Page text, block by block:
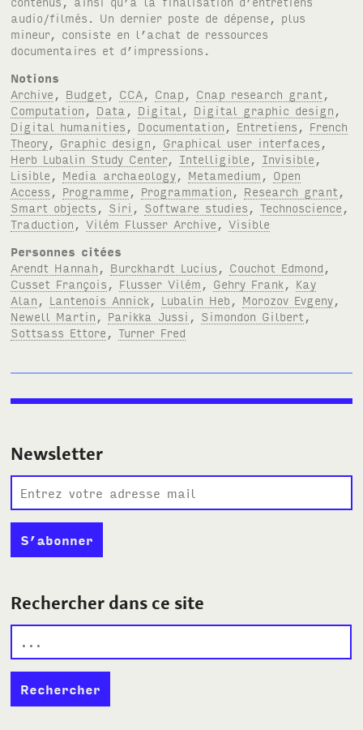
audio/filmés. Un dernier poste de dépense, plus
mineur, consiste en l’achat de ressources
documentaires et d’impressions.
Notions
Archive
Budget CCA Cnap Cnap research grant
Computation
Data Digital Digital graphic design
Digital humanities
Documentation Entretiens
French
Theory
Graphic design Graphical user interfaces
Herb Lubalin Study Center, Intelligible Invisible
Lisible
Media archaeology Metamedium
Open
Access
Programme Programmation Research grant
Smart objects
Siri Software studies ,Technoscience
Traduction ,Vilém Flusser Archive ,Visible
Personnes citées
Arendt Hannah
Burckhardt Lucius Couchot Edmond
Cusset François
Flusser Vilém Gehry Frank
Kay
Alan
Lantenois Annick Lubalin Heb Morozov Evgeny
Newell Martin
Parikka Jussi Simondon Gilbert
Sottsass Ettore ,Turner Fred
Newsletter
Rechercher dans ce site